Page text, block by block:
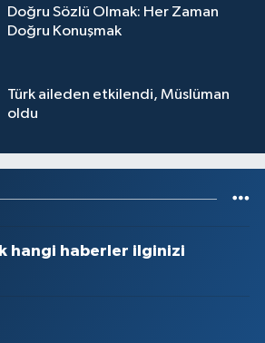
Doğru Sözlü Olmak: Her Zaman
Doğru Konuşmak
Türk aileden etkilendi, Müslüman
oldu
hangi haberler ilginizi